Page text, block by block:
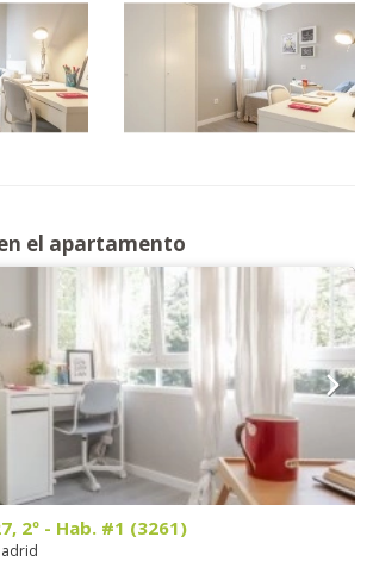
el apartamento
2º - Hab. #1 (3261)